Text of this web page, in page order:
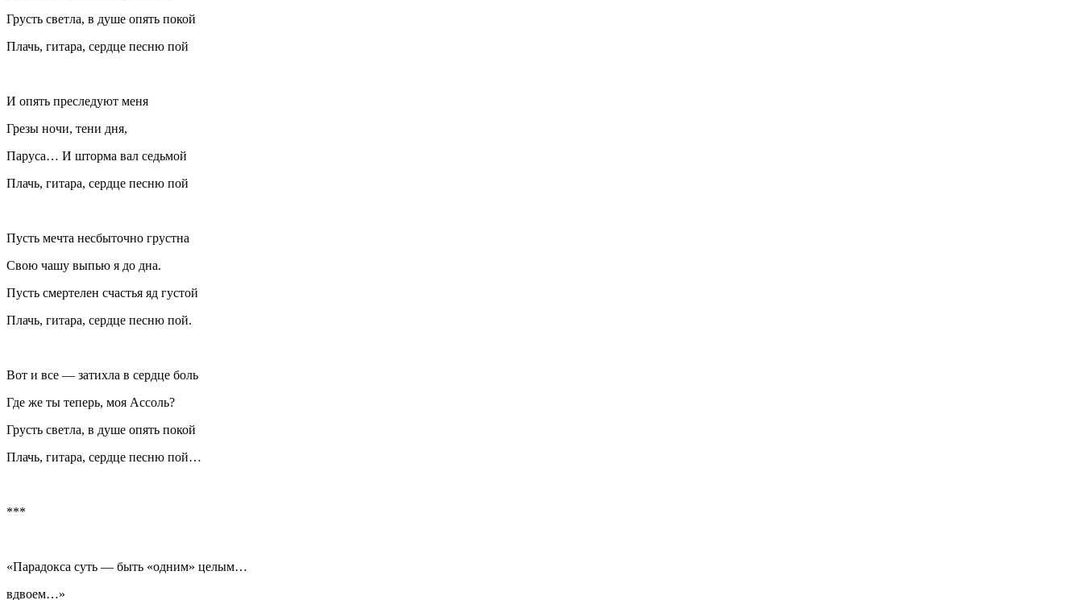
Грусть светла, в душе опять покой
Плачь, гитара, сердце песню пой
И опять преследуют меня
Грезы ночи, тени дня,
Паруса… И шторма вал седьмой
Плачь, гитара, сердце песню пой
Пусть мечта несбыточно грустна
Свою чашу выпью я до дна.
Пусть смертелен счастья яд густой
Плачь, гитара, сердце песню пой.
Вот и все — затихла в сердце боль
Где же ты теперь, моя Асcоль?
Грусть светла, в душе опять покой
Плачь, гитара, сердце песню пой…
***
«Парадокса суть — быть «одним» целым…
вдвоем…»